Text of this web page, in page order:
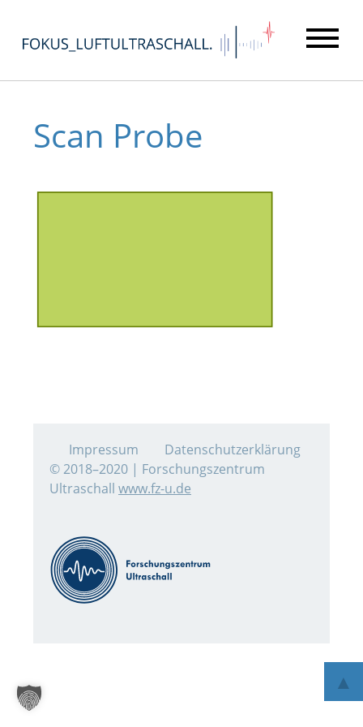
Scan Probe
Datenschutzerklärung
Impressum
© 2018–2020 | Forschungszentrum
Ultraschall www.fz-u.de
▲